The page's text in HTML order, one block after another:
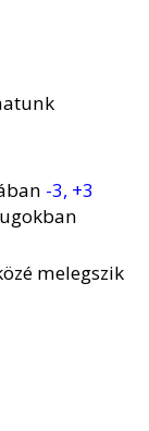
-3, +3
melegszik